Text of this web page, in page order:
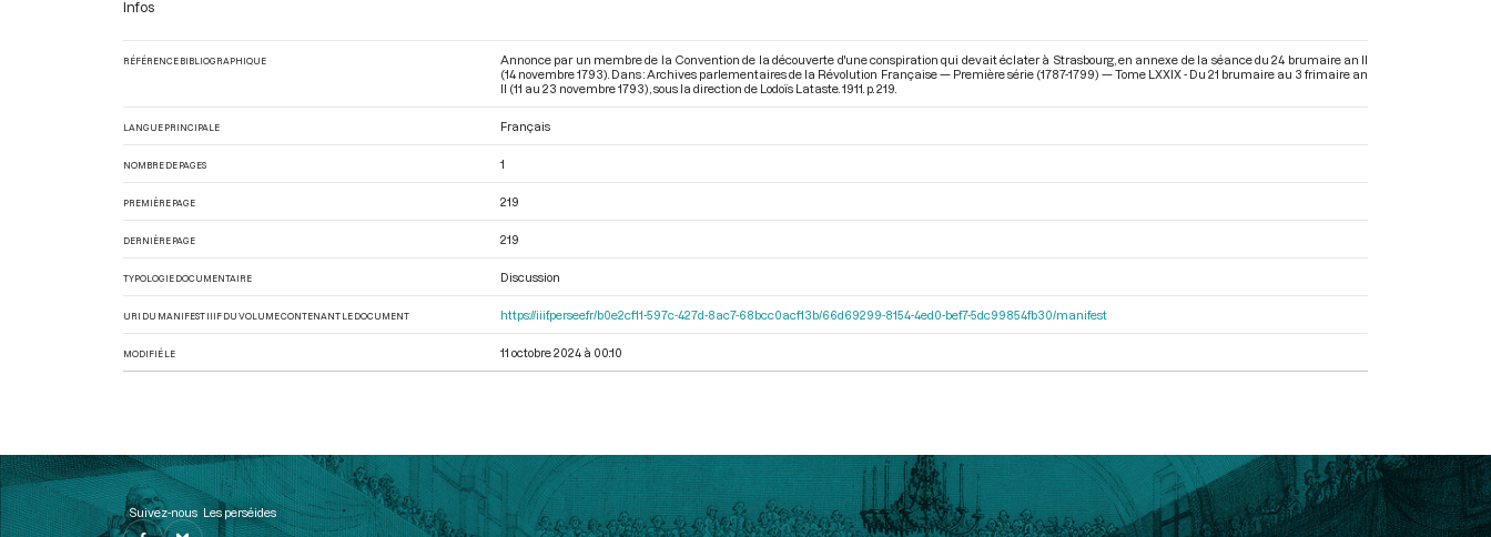
Infos
RÉFÉRENCE BIBLIOGRAPHIQUE
Annonce par un membre de la Convention de la découverte d'une conspiration qui devait éclater à Strasbourg, en annexe de la séance du 24 brumaire an II
(14 novembre 1793). Dans : Archives parlementaires de la Révolution Française — Première série (1787-1799) — Tome LXXIX - Du 21 brumaire au 3 frimaire an
II (11 au 23 novembre 1793) , sous la direction de Lodoïs Lataste. 1911. p. 219.
LANGUE PRINCIPALE Français
NOMBRE DE PAGES 1
PREMIÈRE PAGE 219
DERNIÈRE PAGE 219
TYPOLOGIE DOCUMENTAIRE Discussion
URI DU MANIFEST IIIF DU VOLUME CONTENANT LE DOCUMENT https://iiif.persee.fr/b0e2cf11-597c-427d-8ac7-68bcc0acf13b/66d69299-8154-4ed0-bef7-5dc99854fb30/manifest
MODIFIÉ LE 11 octobre 2024 à 00:10
Suivez-nous Les perséides